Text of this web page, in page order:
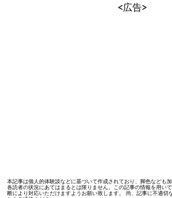
<広告>
本記事は個人的体験談などに基づいて作成されており、脚色なども
各読者の状況にあてはまるとは限りません。この記事の情報を用い
断により対応いただけますようお願い致します。 尚、記事に不適切